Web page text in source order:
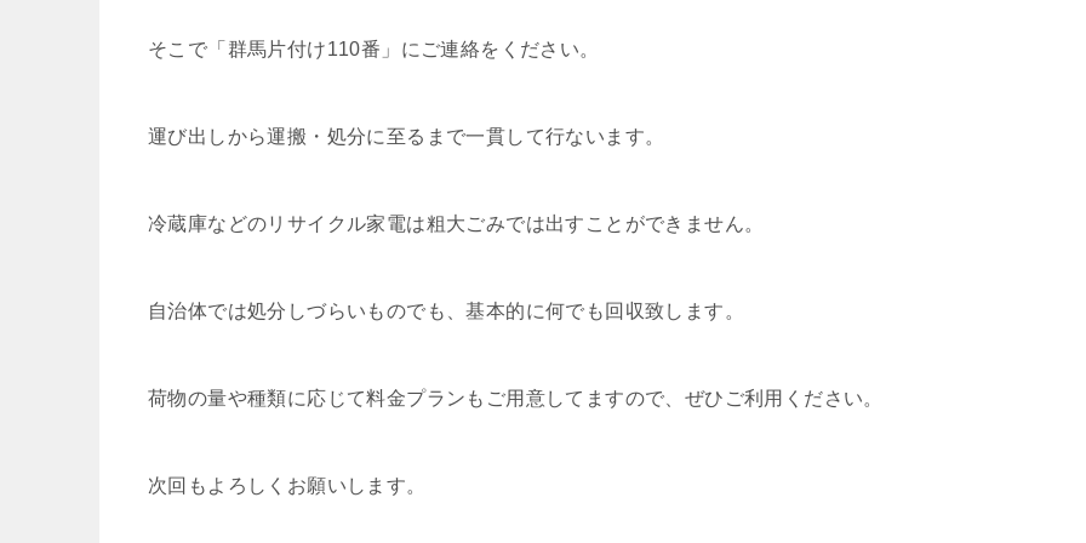
そこで「群馬片付け110番」にご連絡をください。
運び出しから運搬・処分に至るまで一貫して行ないます。
冷蔵庫などのリサイクル家電は粗大ごみでは出すことができません。
自治体では処分しづらいものでも、基本的に何でも回収致します。
荷物の量や種類に応じて料金プランもご用意してますので、ぜひご利用ください。
次回もよろしくお願いします。